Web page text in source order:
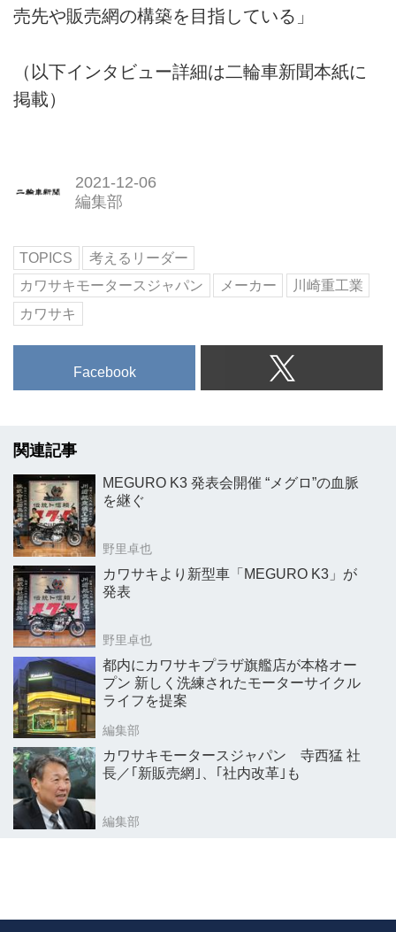
売先や販売網の構築を目指している」
（以下インタビュー詳細は二輪車新聞本紙に
掲載）
2021-12-06
編集部
TOPICS
考えるリーダー
カワサキモータースジャパン
メーカー
川崎重工業
カワサキ
Facebook
関連記事
MEGURO K3 発表会開催 “メグロ”の血脈
を継ぐ
野里卓也
カワサキより新型車「MEGURO K3」が
発表
野里卓也
都内にカワサキプラザ旗艦店が本格オー
プン 新しく洗練されたモーターサイクル
ライフを提案
編集部
カワサキモータースジャパン 寺西猛 社
長／｢新販売網｣、｢社内改革｣も
編集部